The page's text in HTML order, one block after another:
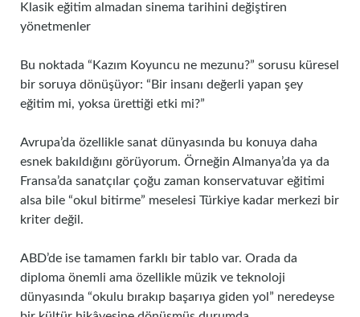
Klasik eğitim almadan sinema tarihini değiştiren
yönetmenler
Bu noktada “Kazım Koyuncu ne mezunu?” sorusu küresel
bir soruya dönüşüyor: “Bir insanı değerli yapan şey
eğitim mi, yoksa ürettiği etki mi?”
Avrupa’da özellikle sanat dünyasında bu konuya daha
esnek bakıldığını görüyorum. Örneğin Almanya’da ya da
Fransa’da sanatçılar çoğu zaman konservatuvar eğitimi
alsa bile “okul bitirme” meselesi Türkiye kadar merkezi bir
kriter değil.
ABD’de ise tamamen farklı bir tablo var. Orada da
diploma önemli ama özellikle müzik ve teknoloji
dünyasında “okulu bırakıp başarıya giden yol” neredeyse